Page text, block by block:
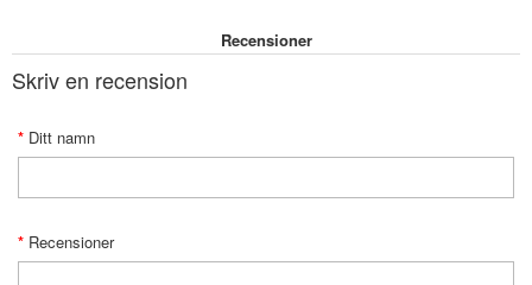
Recensioner
Skriv en recension
Ditt namn
Recensioner